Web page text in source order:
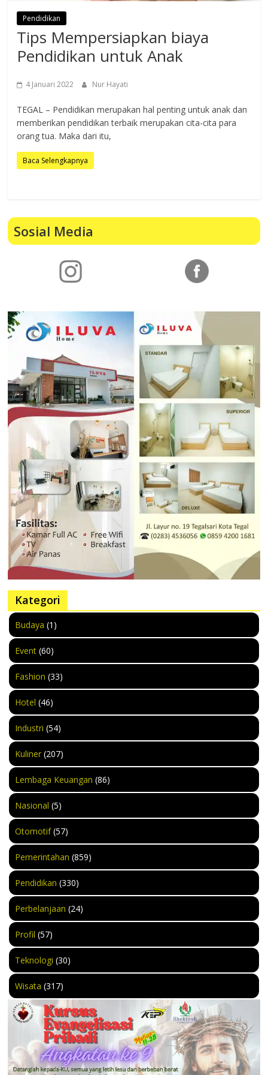
Pendidikan
Tips Mempersiapkan biaya
Pendidikan untuk Anak
4 Januari 2022 Nur Hayati
TEGAL – Pendidikan merupakan hal penting untuk anak dan
memberikan pendidikan terbaik merupakan cita-cita para
orang tua. Maka dari itu,
Baca Selengkapnya
Sosial Media
Kategori
Budaya (1)
Event (60)
Fashion (33)
Hotel (46)
Industri (54)
Kuliner (207)
Lembaga Keuangan (86)
Nasional (5)
Otomotif(57)
Pemerintahan (859)
Pendidikan (330)
Perbelanjaan (24)
Profil (57)
Teknologi (30)
Wisata (317)